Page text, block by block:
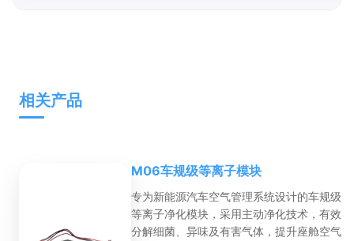
相关产品
M06车规级等离子模块
专为新能源汽车空气管理系统设计的车规级
等离子净化模块，采用主动净化技术，有效
分解细菌、异味及有害气体，提升座舱空气